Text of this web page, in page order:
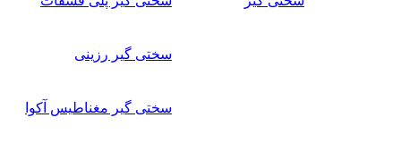
سختی گیر رزینی
سختی گیر مغناطیس آکوا